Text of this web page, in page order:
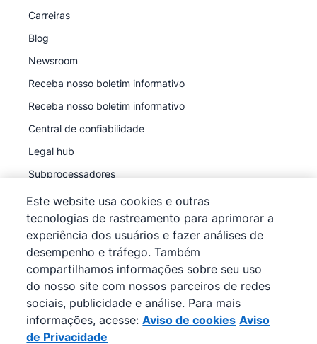
Carreiras
Blog
Newsroom
Receba nosso boletim informativo
Receba nosso boletim informativo
Central de confiabilidade
Legal hub
Subprocessadores
©2026Pipedrive
Pipedrive
Termos de Serviço
Pipedrive
Aviso de Privacidade
Mapa do site
Este website usa cookies e outras
tecnologias de rastreamento para aprimorar a
experiência dos usuários e fazer análises de
desempenho e tráfego. Também
compartilhamos informações sobre seu uso
do nosso site com nossos parceiros de redes
sociais, publicidade e análise. Para mais
informações, acesse: Aviso de cookies Aviso
de Privacidade